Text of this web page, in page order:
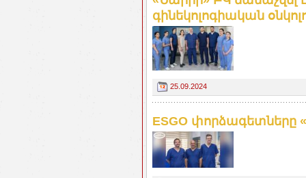
գինեկոլոգիական
25.09.2024
ESGO փորձագետները